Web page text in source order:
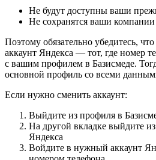
Не будут доступны ваши
Не сохранятся ваши
Поэтому обязательно убедитесь,
аккаунт Яндекса — тот, где номер
с вашим профилем в Базисмеде.
основной профиль со всеми
Если нужно сменить аккаунт:
Выйдите из профиля в
На другой вкладке выйдите
Яндекса
Войдите в нужный аккаунт